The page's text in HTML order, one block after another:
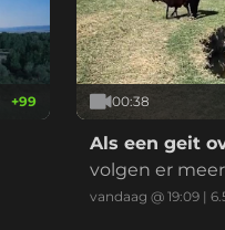
+99 00:38
Als een geit
volgen er meer
vandaag @ 19:09 |